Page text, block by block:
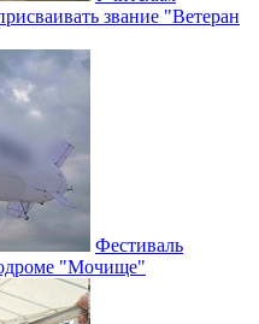
звание "Ветеран
Фестиваль
"Мочище"